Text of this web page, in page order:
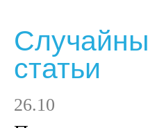
статьи
26.10